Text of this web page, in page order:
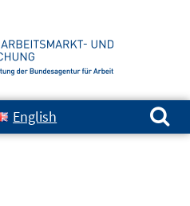
English
Suchen nach: